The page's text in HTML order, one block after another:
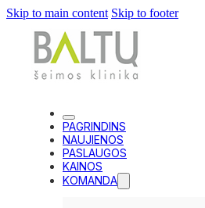
Skip to main content Skip to footer
PAGRINDINS
NAUJIENOS
PASLAUGOS
KAINOS
KOMANDA